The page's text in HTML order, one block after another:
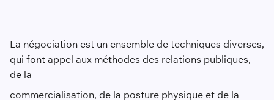
La négociation est un ensemble de techniques diverses,
qui font appel aux méthodes des relations publiques,
de la
commercialisation, de la posture physique et de la